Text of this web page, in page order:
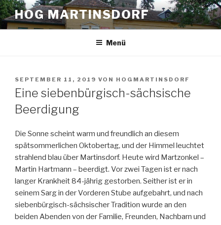
Zum
Inhalt
springen
HOG MARTINSDORF
Menü
VERÖFFENTLICHT
AM
SEPTEMBER 11, 2019 VON HOGMARTINSDORF
Eine siebenbürgisch-sächsische
Beerdigung
Die Sonne scheint warm und freundlich an diesem
spätsommerlichen Oktobertag, und der Himmel leuchtet
strahlend blau über Martinsdorf. Heute wird Martzonkel –
Martin Hartmann – beerdigt. Vor zwei Tagen ist er nach
langer Krankheit 84-jährig gestorben. Seither ist er in
seinem Sarg in der Vorderen Stube aufgebahrt, und nach
siebenbürgisch-sächsischer Tradition wurde an den
beiden Abenden von der Familie, Freunden, Nachbarn und